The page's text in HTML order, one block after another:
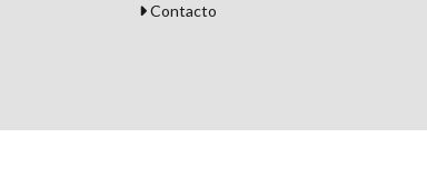
Contacto